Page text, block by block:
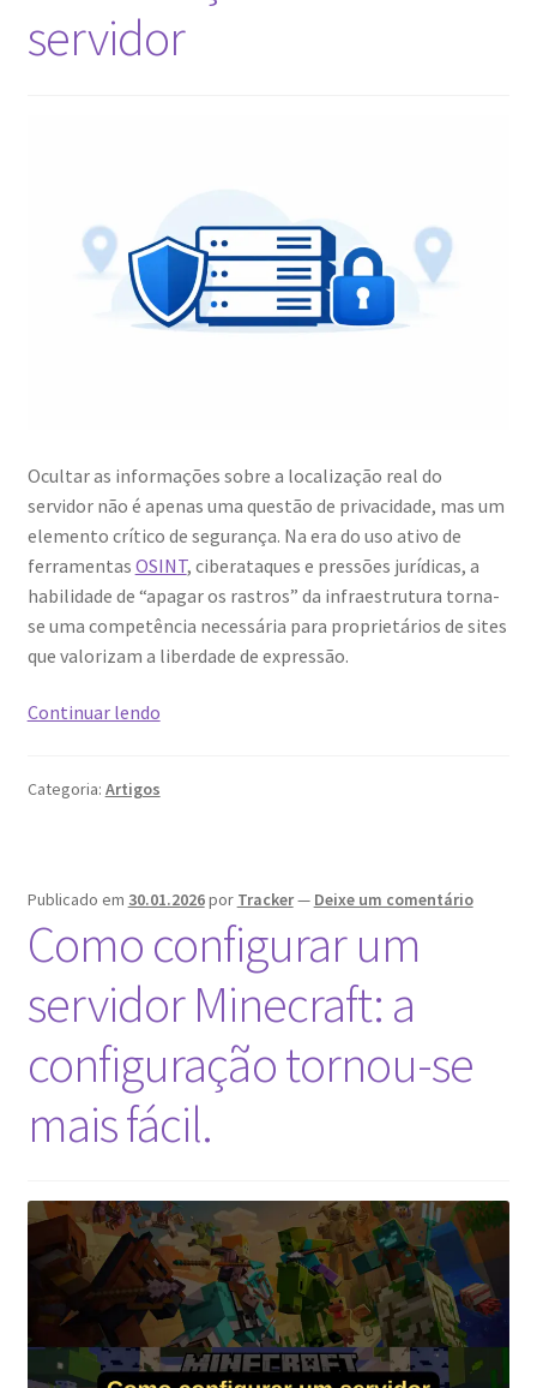
servidor
Ocultar as informações sobre a localização real do
servidor não é apenas uma questão de privacidade, mas um
elemento crítico de segurança. Na era do uso ativo de
ferramentas OSINT, ciberataques e pressões jurídicas, a
habilidade de “apagar os rastros” da infraestrutura torna-
se uma competência necessária para proprietários de sites
que valorizam a liberdade de expressão.
Continuar lendoComo
sobre
e
proteger
o
endereço
IP
servidor
Categoria: Artigos
Publicado em 30.01.2026por Tracker— Deixe um comentário
Como configurar um
servidor Minecraft: a
configuração tornou-se
mais fácil.